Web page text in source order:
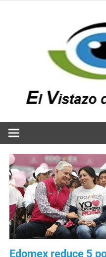
Edomex reduce 5